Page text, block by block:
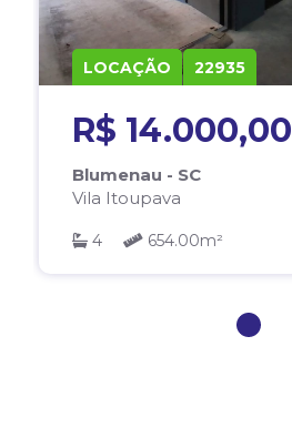
LOCAÇÃO 22935
R$ 14.000,00
Blumenau - SC
Vila Itoupava
4 654.00m²